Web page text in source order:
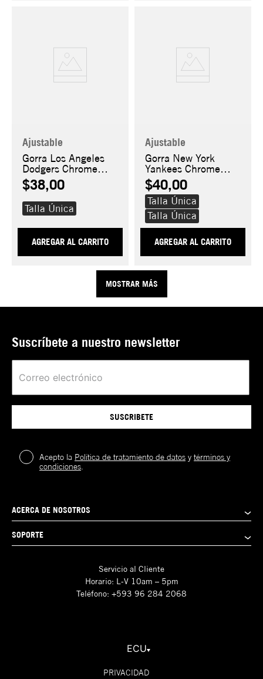
Ajustable
Gorra Los Angeles
Dodgers Chrome
Coral 9FORTY A-
Frame
$38,00
Talla Única
AGREGAR AL CARRITO
Ajustable
Gorra New York
Yankees Chrome
Coral 9FORTY A-
Frame
$40,00
Talla Única
Talla Única
AGREGAR AL CARRITO
MOSTRAR MÁS
Suscríbete a nuestro newsletter
SUSCRIBETE
Acepto la Política de tratamiento de datos ytérminos y
condiciones
ACERCA DE NOSOTROS
SOPORTE
Servicio al Cliente
Horario: L-V 10am – 5pm
Teléfono: +593 96 284 2068
ECU
PRIVACIDAD